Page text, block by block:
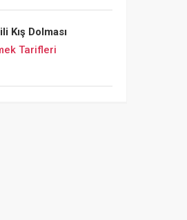
Kış Dolması
Tarifleri